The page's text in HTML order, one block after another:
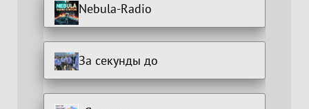
Nebula-Radio
За секунды до